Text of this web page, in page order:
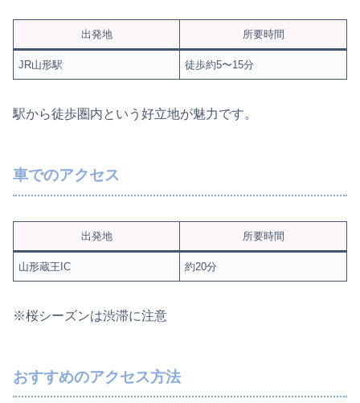
出発地 所要時間
JR山形駅 徒歩約5〜15分
駅から徒歩圏内という好立地が魅力です。
車でのアクセス
出発地 所要時間
山形蔵王IC 約20分
※桜シーズンは渋滞に注意
おすすめのアクセス方法